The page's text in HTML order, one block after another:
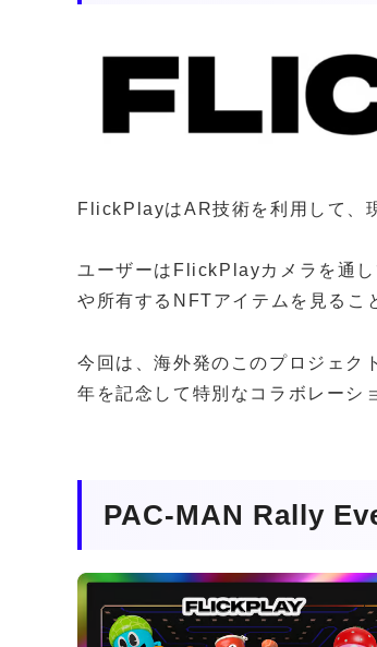
FlickPlayはAR技術を利用して、
ユーザーはFlickPlayカメラを通
や所有するNFTアイテムを見るこ
今回は、海外発のこのプロジェ
年を記念して特別なコラボレーシ
PAC-MAN Rally